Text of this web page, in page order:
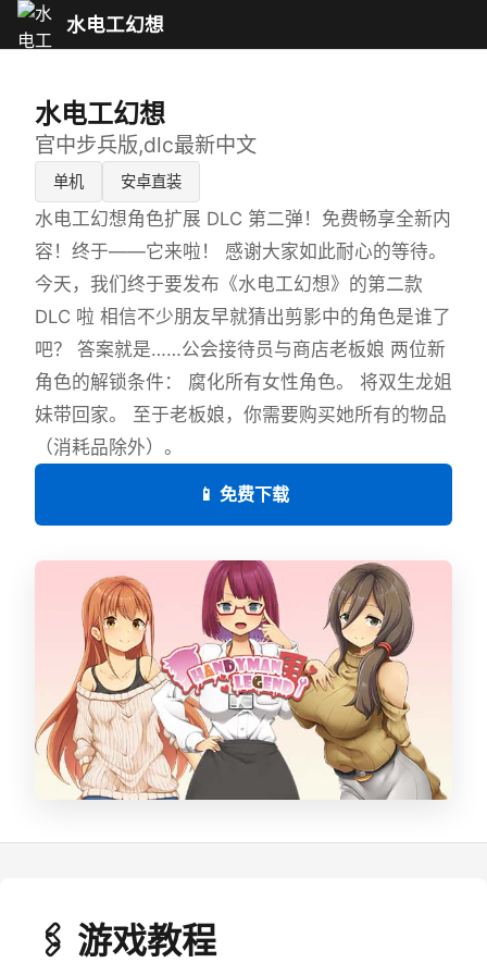
水电工幻想
水电工幻想
官中步兵版,dlc最新中文
单机 安卓直装
水电工幻想角色扩展 DLC 第二弹！免费畅享全新内
容！终于——它来啦！ 感谢大家如此耐心的等待。
今天，我们终于要发布《水电工幻想》的第二款
DLC 啦 相信不少朋友早就猜出剪影中的角色是谁了
吧？ 答案就是……公会接待员与商店老板娘 两位新
角色的解锁条件： 腐化所有女性角色。 将双生龙姐
妹带回家。 至于老板娘，你需要购买她所有的物品
（消耗品除外）。
📱 免费下载
🖇️ 游戏教程